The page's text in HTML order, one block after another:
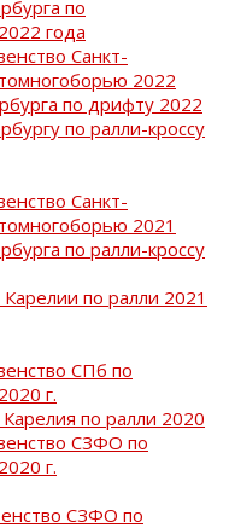
по
года
Санкт-
2022
по дрифту 2022
по ралли-кроссу
Санкт-
2021
по ралли-кроссу
по ралли 2021
СПб по
г.
по ралли 2020
СЗФО по
г.
СЗФО по